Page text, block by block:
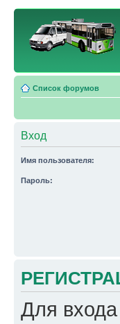
Список форумов
Вход
Имя пользователя:
Пароль:
Для